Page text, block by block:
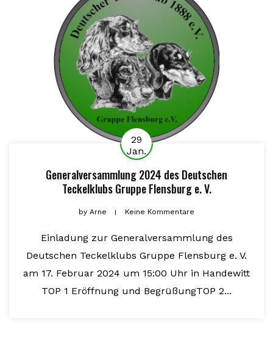
29
Jan.
Generalversammlung 2024 des Deutschen
Teckelklubs Gruppe Flensburg e. V.
by Arne Keine Kommentare
Einladung zur Generalversammlung des
Deutschen Teckelklubs Gruppe Flensburg e. V.
am 17. Februar 2024 um 15:00 Uhr in Handewitt
TOP 1 Eröffnung und BegrüßungTOP 2...